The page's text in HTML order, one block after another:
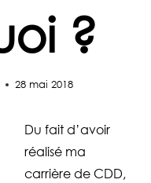
?
28 mai 2018
Du fait d’avoir
réalisé ma
carrière de CDD,